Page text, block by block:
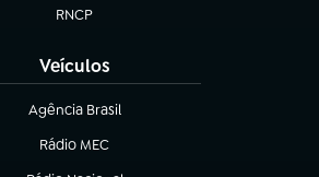
RNCP
(abre em nova aba)
Veículos
Agência Brasil
(abre em nova aba)
Rádio MEC